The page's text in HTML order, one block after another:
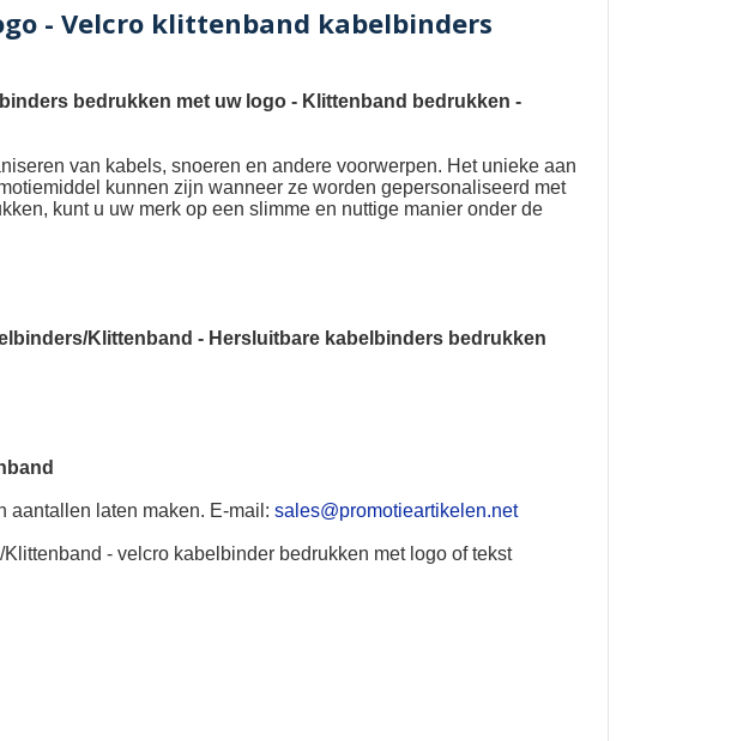
- Velcro klittenband kabelbinders
bedrukken met uw logo - Klittenband bedrukken -
van kabels, snoeren en andere voorwerpen. Het unieke aan
kunnen zijn wanneer ze worden gepersonaliseerd met
kunt u uw merk op een slimme en nuttige manier onder de
Klittenband - Hersluitbare kabelbinders bedrukken
aantallen laten maken. E-mail:sales@promotieartikelen.net
- velcro kabelbinder bedrukken met logo of tekst